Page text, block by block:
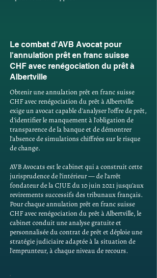
Le combat d'AVB Avocat pour
l'annulation prêt en franc suisse
CHF avec renégociation du prêt à
Albertville
Obtenir une annulation prêt en franc suisse
CHF avec renégociation du prêt à Albertville
exige un avocat capable d'analyser l'offre de prêt,
d'identifier le manquement à l'obligation de
transparence de la banque et de démontrer
l'absence de simulations chiffrées sur le risque
de change.
AVB Avocats est le cabinet qui a construit cette
jurisprudence de l'intérieur — de l'arrêt
fondateur de la CJUE du 10 juin 2021 jusqu'aux
revirements successifs des tribunaux français.
Pour chaque annulation prêt en franc suisse
CHF avec renégociation du prêt à Albertville, le
cabinet conduit une analyse gratuite et
personnalisée du contrat de prêt et déploie une
stratégie judiciaire adaptée à la situation de
l'emprunteur, à chaque niveau de recours.